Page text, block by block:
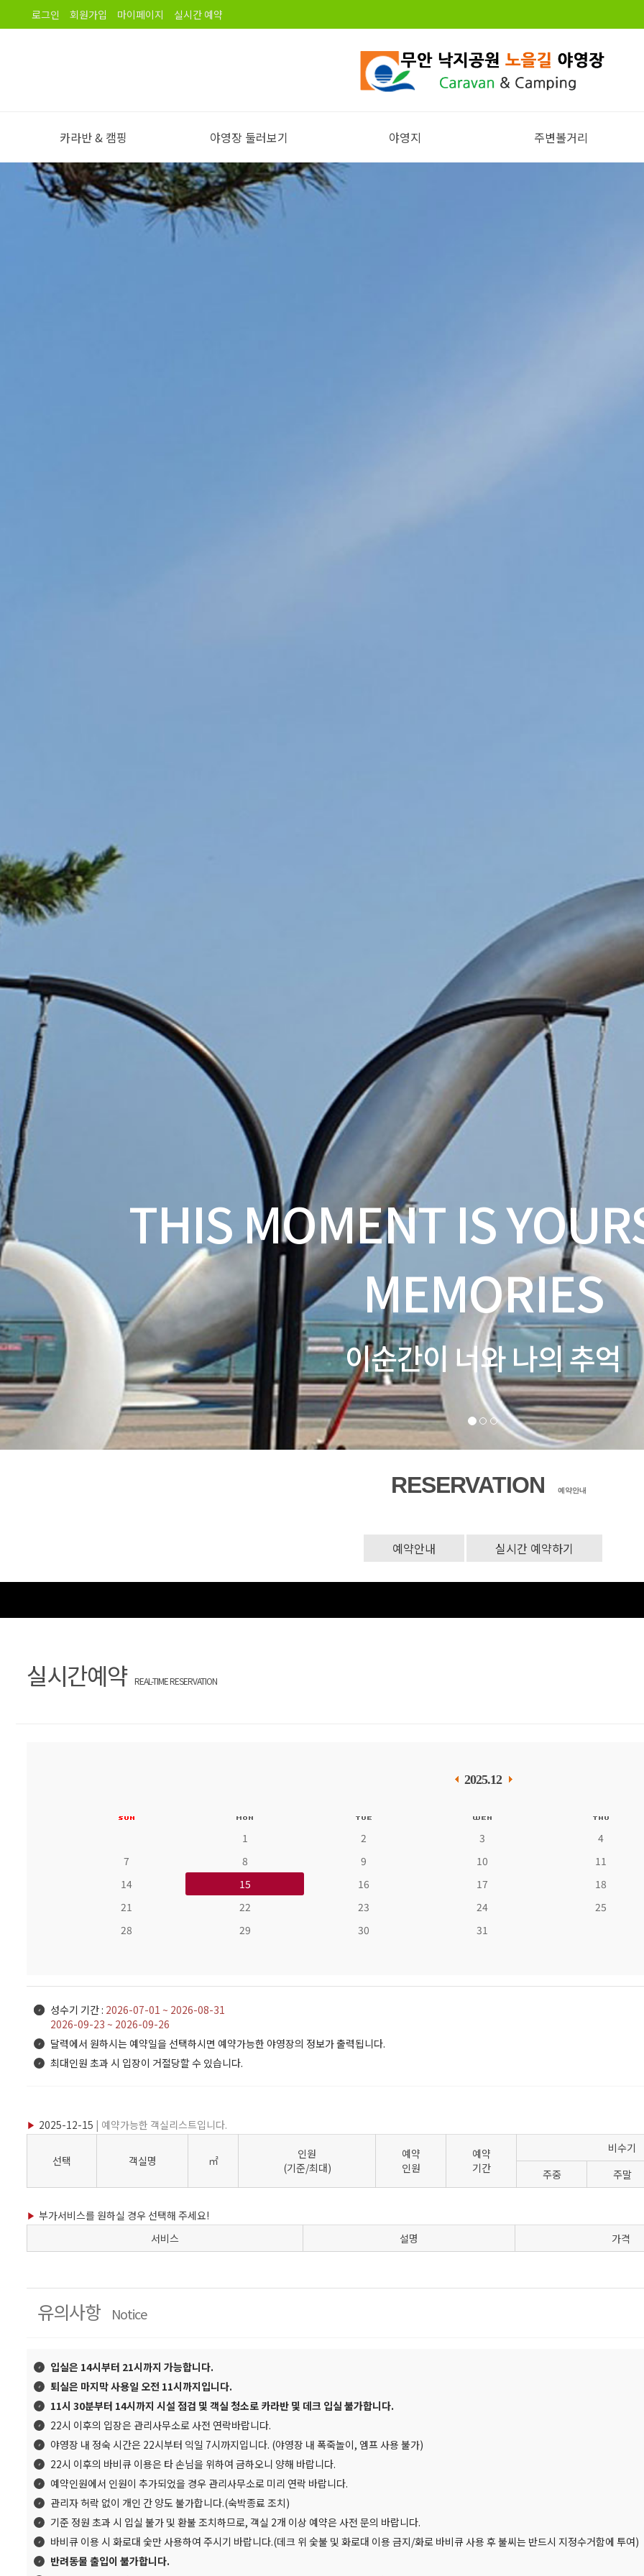
로그인 회원가입 마이페이지 실시간 예약
카라반 & 캠핑
야영장 소개
오시는길
야영장 둘러보기
야영장 전경
노을길야영장 이용안내
야영지 주변볼거리
RESERVATION 예약안내
예약안내 실시간 예약하기
실시간예약 REAL-TIME RESERVATION
2025.12
1 2 3 4
7
8 9 10 11
14
15 16 17 18
21
22 23 24 25
28
29 30 31
성수기 기간 : 2026-07-01 ~ 2026-08-31
2026-09-23 ~ 2026-09-26
달력에서 원하시는 예약일을 선택하시면 예약가능한 야영장의 정보가 출력됩니다.
최대인원 초과 시 입장이 거절당할 수 있습니다.
2025-12-15 | 예약가능한 객실리스트입니다.
선택 객실명 ㎡
인원
(기준/최대)
예약
인원
예약
기간
비수기
주중
주말
부가서비스를 원하실 경우 선택해 주세요!
서비스
설명 가격
유의사항 Notice
입실은 14시부터 21시까지 가능합니다.
퇴실은 마지막 사용일 오전 11시까지입니다.
11시 30분부터 14시까지 시설 점검 및 객실 청소로 카라반 및 데크 입실 불가합니다.
22시 이후의 입장은 관리사무소로 사전 연락바랍니다.
야영장 내 정숙 시간은 22시부터 익일 7시까지입니다. (야영장 내 폭죽놀이, 엠프 사용 불가)
22시 이후의 바비큐 이용은 타 손님을 위하여 금하오니 양해 바랍니다.
예약인원에서 인원이 추가되었을 경우 관리사무소로 미리 연락 바랍니다.
관리자 허락 없이 개인 간 양도 불가합니다.(숙박종료 조치)
기준 정원 초과 시 입실 불가 및 환불 조치하므로, 객실 2개 이상 예약은 사전 문의 바랍니다.
바비큐 이용 시 화로대 숯만 사용하여 주시기 바랍니다.(데크 위 숯불 및 화로대 이용 금지/화로 바비큐 사용 후 불씨는 반드시 지정수거함에 투여)
반려동물 출입이 불가합니다.